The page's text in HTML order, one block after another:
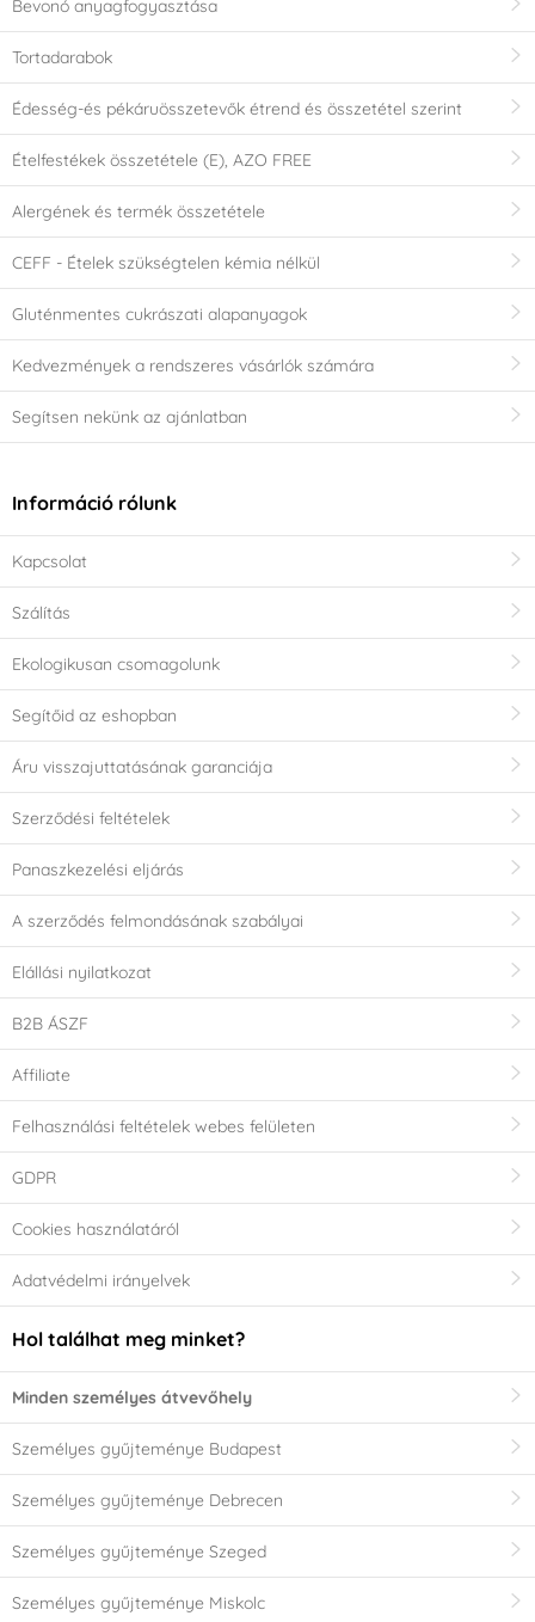
Bevonó anyagfogyasztása
Tortadarabok
Édesség-és pékáruösszetevők étrend és összetétel szerint
Ételfestékek összetétele (E), AZO FREE
Alergének és termék összetétele
CEFF - Ételek szükségtelen kémia nélkül
Gluténmentes cukrászati alapanyagok
Kedvezmények a rendszeres vásárlók számára
Segítsen nekünk az ajánlatban
Információ rólunk
Kapcsolat
Szálítás
Ekologikusan csomagolunk
Segítőid az eshopban
Áru visszajuttatásának garanciája
Szerződési feltételek
Panaszkezelési eljárás
A szerződés felmondásának szabályai
Elállási nyilatkozat
B2B ÁSZF
Affiliate
Felhasználási feltételek webes felületen
GDPR
Cookies használatáról
Adatvédelmi irányelvek
Hol találhat meg minket?
Minden személyes átvevőhely
Személyes gyűjteménye Budapest
Személyes gyűjteménye Debrecen
Személyes gyűjteménye Szeged
Személyes gyűjteménye Miskolc